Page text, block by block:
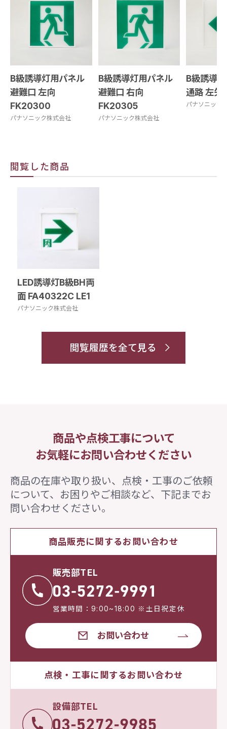
B級誘導灯用パネル
避難口 左向
FK20300
パナソニック株式会社
B級誘導灯用パネル
避難口 右向
FK20305
パナソニック株式会社
B級誘導
通路 左矢
パナソニック
閲覧した商品
LED誘導灯B級BH両
面 FA40322C LE1
パナソニック株式会社
閲覧履歴を全て見る
商品や点検工事について
お気軽にお問い合わせください
商品の在庫や取り扱い、点検・工事のご依頼
について、 お困りやご相談など、下記までお
問い合わせください。
商品販売に関するお問い合わせ
販売部TEL
営業時間：9:00~18:00 ※土日祝定休
お問い合わせ
点検・工事に関するお問い合わせ
設備部TEL